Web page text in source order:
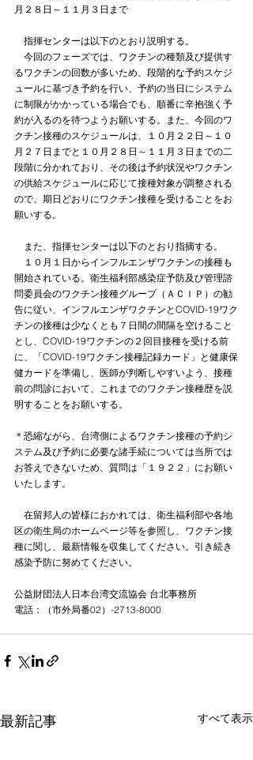
月２８日～１１月３日まで
指揮センターは以下のとおり説明する。
今回のフェーズでは、ワクチンの種類及び提供す
るワクチンの回数が多いため、段階的な予約スケジ
ュールに基づき予約を行い、予約の当日にシステム
に制限がかかっている場合でも、順番に辛抱強く予
約が入るのを待つようお願いする。また、今回のワ
クチン接種のスケジュールは、１０月２２日～１０
月２７日までと１０月２８日～１１月３日までの二
段階に分かれており、その後は予約状況やワクチン
の供給スケジュールに応じて接種対象が調整される
ので、期日どおりにワクチン接種を受けることをお
願いする。
また、指揮センターは以下のとおり指摘する。
１０月１日からインフルエンザワクチンの接種も
開始されている。衛生福利部感染症予防及び管理諮
問委員会のワクチン接種グループ（ＡＣＩＰ）の勧
告に従い、インフルエンザワクチンとCOVID-19ワク
チンの接種は少なくとも７日間の間隔を空けること
とし、COVID-19ワクチンの２回目接種を受ける前
に、「COVID-19ワクチン接種記録カード」と健康保
健カードを準備し、医師が判断しやすいよう、接種
前の問診において、これまでのワクチン接種歴を説
明することをお願いする。
＊恐縮ながら、台湾側によるワクチン接種の予約シ
ステム及び予約に必要な諸手続については当所では
お答えできないため、質問は「１９２２」にお願い
いたします。
在留邦人の皆様におかれては、衛生福利部や各地
区の衛生局のホームページ等を参照し、ワクチン接
種に関し、最新情報を収集してください。引き続き
感染予防に努めてください。
公益財団法人日本台湾交流協会 台北事務所
電話：（市外局番02）-2713-8000
最新記事 すべて表示